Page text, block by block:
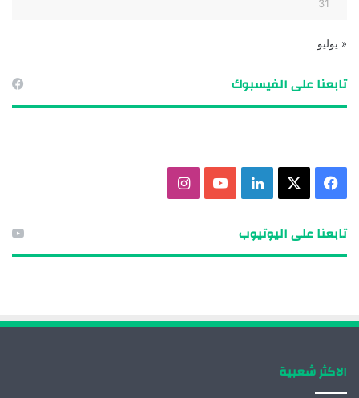
31
« يوليو
تابعنا على الفيسبوك
تابعنا على اليوتيوب
الاكثر شعبية